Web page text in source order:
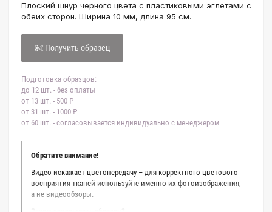
Плоский шнур черного цвета с пластиковыми эглетами с
обеих сторон. Ширина 10 мм, длина 95 см.
Получить образец
Подготовка образцов:
до 12 шт. - без оплаты
от 13 шт. - 500 ₽
от 31 шт. - 1000 ₽
от 60 шт. - согласовывается индивидуально с менеджером
Обратите внимание!
Видео искажает цветопередачу – для корректного цветового
восприятия тканей используйте именно их фотоизображения,
а не видеообзоры.